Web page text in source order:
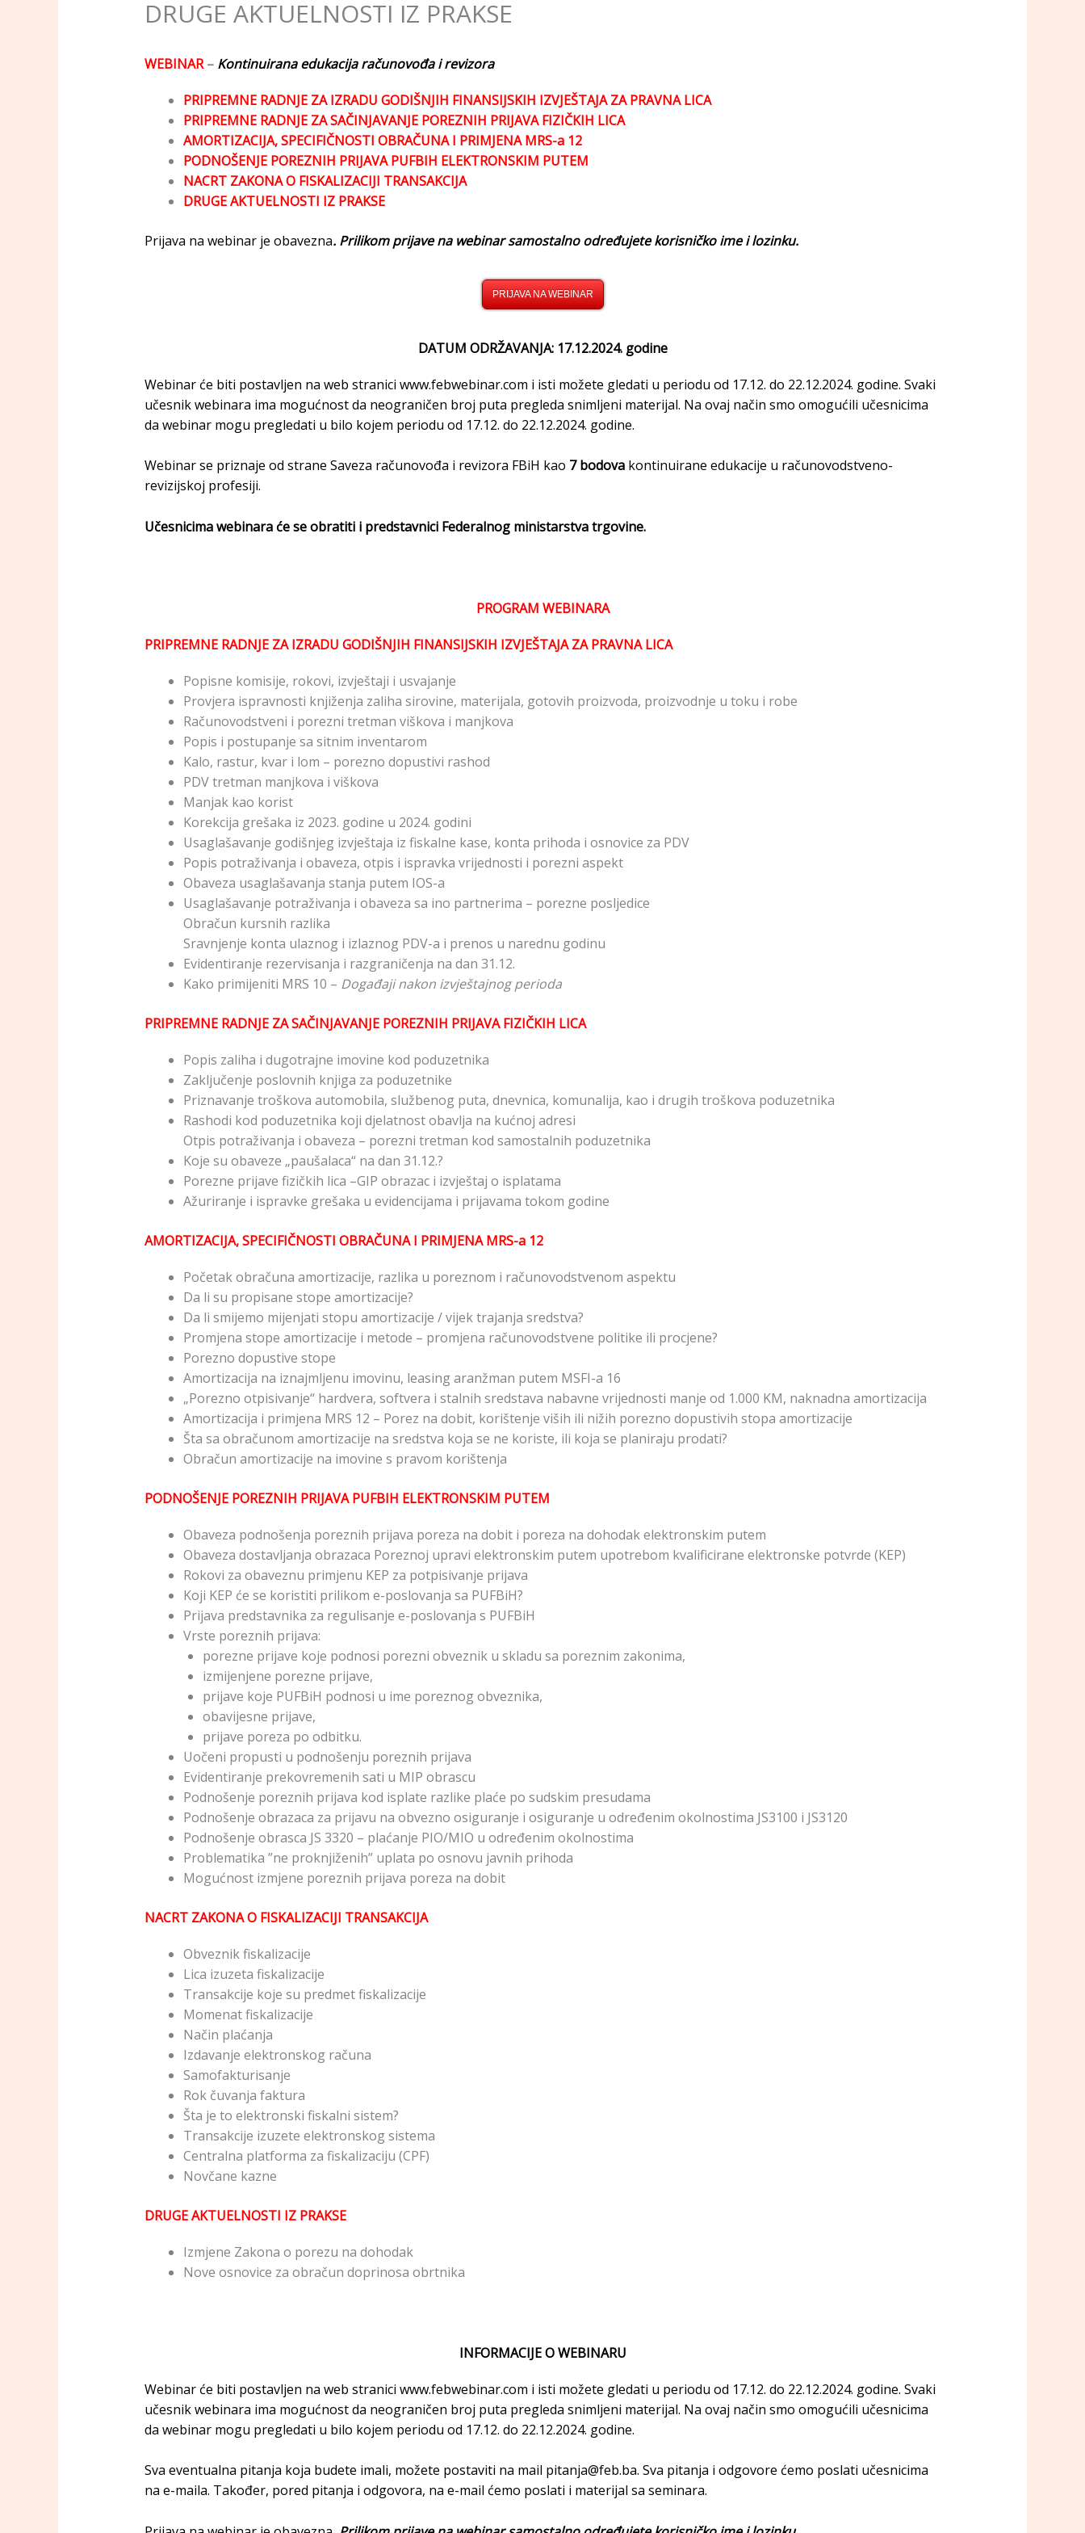
DRUGE AKTUELNOSTI IZ PRAKSE
WEBINAR – Kontinuirana edukacija računovođa i revizora
PRIPREMNE RADNJE ZA IZRADU GODIŠNJIH FINANSIJSKIH IZVJEŠTAJA ZA PRAVNA LICA
PRIPREMNE RADNJE ZA SAČINJAVANJE POREZNIH PRIJAVA FIZIČKIH LICA
AMORTIZACIJA, SPECIFIČNOSTI OBRAČUNA I PRIMJENA MRS-a 12
PODNOŠENJE POREZNIH PRIJAVA PUFBIH ELEKTRONSKIM PUTEM
NACRT ZAKONA O FISKALIZACIJI TRANSAKCIJA
DRUGE AKTUELNOSTI IZ PRAKSE
Prijava na webinar je obavezna. Prilikom prijave na webinar samostalno određujete korisničko ime i lozinku.
PRIJAVA NA WEBINAR
DATUM ODRŽAVANJA: 17.12.2024. godine
Webinar će biti postavljen na web stranici www.febwebinar.com i isti možete gledati u periodu od 17.12. do 22.12.2024. godine. Svaki
učesnik webinara ima mogućnost da neograničen broj puta pregleda snimljeni materijal. Na ovaj način smo omogućili učesnicima
da webinar mogu pregledati u bilo kojem periodu od 17.12. do 22.12.2024. godine.
Webinar se priznaje od strane Saveza računovođa i revizora FBiH kao 7 bodovakontinuirane edukacije u računovodstveno-
revizijskoj profesiji.
Učesnicima webinara će se obratiti i predstavnici Federalnog ministarstva trgovine.
PROGRAM WEBINARA
PRIPREMNE RADNJE ZA IZRADU GODIŠNJIH FINANSIJSKIH IZVJEŠTAJA ZA PRAVNA LICA
Popisne komisije, rokovi, izvještaji i usvajanje
Provjera ispravnosti knjiženja zaliha sirovine, materijala, gotovih proizvoda, proizvodnje u toku i robe
Računovodstveni i porezni tretman viškova i manjkova
Popis i postupanje sa sitnim inventarom
Kalo, rastur, kvar i lom – porezno dopustivi rashod
PDV tretman manjkova i viškova
Manjak kao korist
Korekcija grešaka iz 2023. godine u 2024. godini
Usaglašavanje godišnjeg izvještaja iz fiskalne kase, konta prihoda i osnovice za PDV
Popis potraživanja i obaveza, otpis i ispravka vrijednosti i porezni aspekt
Obaveza usaglašavanja stanja putem IOS-a
Usaglašavanje potraživanja i obaveza sa ino partnerima – porezne posljedice
Obračun kursnih razlika
Sravnjenje konta ulaznog i izlaznog PDV-a i prenos u narednu godinu
Evidentiranje rezervisanja i razgraničenja na dan 31.12.
Kako primijeniti MRS 10 – Događaji nakon izvještajnog perioda
PRIPREMNE RADNJE ZA SAČINJAVANJE POREZNIH PRIJAVA FIZIČKIH LICA
Popis zaliha i dugotrajne imovine kod poduzetnika
Zaključenje poslovnih knjiga za poduzetnike
Priznavanje troškova automobila, službenog puta, dnevnica, komunalija, kao i drugih troškova poduzetnika
Rashodi kod poduzetnika koji djelatnost obavlja na kućnoj adresi
Otpis potraživanja i obaveza – porezni tretman kod samostalnih poduzetnika
Koje su obaveze „paušalaca“ na dan 31.12.?
Porezne prijave fizičkih lica –GIP obrazac i izvještaj o isplatama
Ažuriranje i ispravke grešaka u evidencijama i prijavama tokom godine
AMORTIZACIJA, SPECIFIČNOSTI OBRAČUNA I PRIMJENA MRS-a 12
Početak obračuna amortizacije, razlika u poreznom i računovodstvenom aspektu
Da li su propisane stope amortizacije?
Da li smijemo mijenjati stopu amortizacije / vijek trajanja sredstva?
Promjena stope amortizacije i metode – promjena računovodstvene politike ili procjene?
Porezno dopustive stope
Amortizacija na iznajmljenu imovinu, leasing aranžman putem MSFI-a 16
„Porezno otpisivanje“ hardvera, softvera i stalnih sredstava nabavne vrijednosti manje od 1.000 KM, naknadna amortizacija
Amortizacija i primjena MRS 12 – Porez na dobit, korištenje viših ili nižih porezno dopustivih stopa amortizacije
Šta sa obračunom amortizacije na sredstva koja se ne koriste, ili koja se planiraju prodati?
Obračun amortizacije na imovine s pravom korištenja
PODNOŠENJE POREZNIH PRIJAVA PUFBIH ELEKTRONSKIM PUTEM
Obaveza podnošenja poreznih prijava poreza na dobit i poreza na dohodak elektronskim putem
Obaveza dostavljanja obrazaca Poreznoj upravi elektronskim putem upotrebom kvalificirane elektronske potvrde (KEP)
Rokovi za obaveznu primjenu KEP za potpisivanje prijava
Koji KEP će se koristiti prilikom e-poslovanja sa PUFBiH?
Prijava predstavnika za regulisanje e-poslovanja s PUFBiH
Vrste poreznih prijava:
porezne prijave koje podnosi porezni obveznik u skladu sa poreznim zakonima,
izmijenjene porezne prijave,
prijave koje PUFBiH podnosi u ime poreznog obveznika,
obavijesne prijave,
prijave poreza po odbitku.
Uočeni propusti u podnošenju poreznih prijava
Evidentiranje prekovremenih sati u MIP obrascu
Podnošenje poreznih prijava kod isplate razlike plaće po sudskim presudama
Podnošenje obrazaca za prijavu na obvezno osiguranje i osiguranje u određenim okolnostima JS3100 i JS3120
Podnošenje obrasca JS 3320 – plaćanje PIO/MIO u određenim okolnostima
Problematika ”ne proknjiženih” uplata po osnovu javnih prihoda
Mogućnost izmjene poreznih prijava poreza na dobit
NACRT ZAKONA O FISKALIZACIJI TRANSAKCIJA
Obveznik fiskalizacije
Lica izuzeta fiskalizacije
Transakcije koje su predmet fiskalizacije
Momenat fiskalizacije
Način plaćanja
Izdavanje elektronskog računa
Samofakturisanje
Rok čuvanja faktura
Šta je to elektronski fiskalni sistem?
Transakcije izuzete elektronskog sistema
Centralna platforma za fiskalizaciju (CPF)
Novčane kazne
DRUGE AKTUELNOSTI IZ PRAKSE
Izmjene Zakona o porezu na dohodak
Nove osnovice za obračun doprinosa obrtnika
INFORMACIJE O WEBINARU
Webinar će biti postavljen na web stranici www.febwebinar.com i isti možete gledati u periodu od 17.12. do 22.12.2024. godine. Svaki
učesnik webinara ima mogućnost da neograničen broj puta pregleda snimljeni materijal. Na ovaj način smo omogućili učesnicima
da webinar mogu pregledati u bilo kojem periodu od 17.12. do 22.12.2024. godine.
Sva eventualna pitanja koja budete imali, možete postaviti na mail pitanja@feb.ba. Sva pitanja i odgovore ćemo poslati učesnicima
na e-maila. Također, pored pitanja i odgovora, na e-mail ćemo poslati i materijal sa seminara.